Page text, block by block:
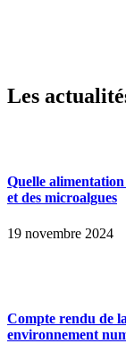
Les
Quelle
et des microalgues
19 novembre 2024
Compte rendu de
environnement